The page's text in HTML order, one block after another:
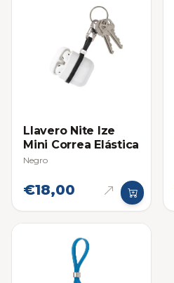
Llavero Nite Ize
Mini Correa Elástica
Negro
€18,00